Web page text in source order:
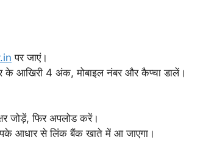
पर जाएं।
के आखिरी 4 अंक, मोबाइल नंबर और कैप्चा डालें।
जोड़ें, फिर अपलोड करें।
आधार से लिंक बैंक खाते में आ जाएगा।